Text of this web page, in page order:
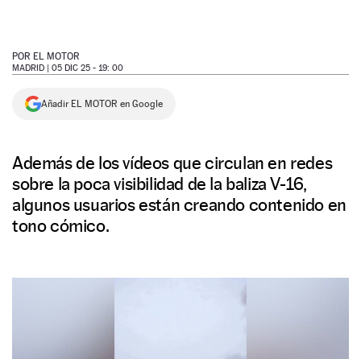
NEWSLETTER
SÍGUENOS
POR EL MOTOR
MADRID | 05 DIC 25 - 19: 00
Añadir EL MOTOR en Google
Además de los vídeos que circulan en redes
sobre la poca visibilidad de la baliza V-16,
algunos usuarios están creando contenido en
tono cómico.